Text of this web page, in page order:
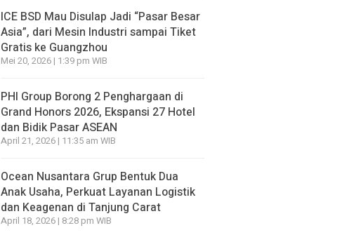
Pasien BPJS Meninggal, Deretan
Dokter yang Sempat Mencibir Kini
Ramai-Ramai Minta Maaf
19 jam ago yang lalu
ICE BSD Mau Disulap Jadi “Pasar Besar
Asia”, dari Mesin Industri sampai Tiket
Gratis ke Guangzhou
Mei 20, 2026 | 1:39 pm WIB
PHI Group Borong 2 Penghargaan di
Grand Honors 2026, Ekspansi 27 Hotel
dan Bidik Pasar ASEAN
April 21, 2026 | 11:35 am WIB
Ocean Nusantara Grup Bentuk Dua
Anak Usaha, Perkuat Layanan Logistik
dan Keagenan di Tanjung Carat
April 18, 2026 | 8:28 pm WIB